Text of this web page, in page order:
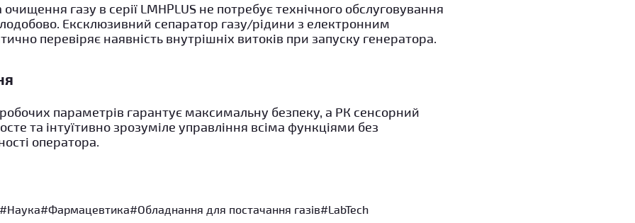
газу в серії LMHPLUS не потребує технічного обслуговування
Ексклюзивний сепаратор газу/рідини з електронним
перевіряє наявність внутрішніх витоків при запуску генератора.
параметрів гарантує максимальну безпеку, а РК сенсорний
та інтуїтивно зрозуміле управління всіма функціями без
оператора.
#Наука#Фармацевтика#Обладнання для постачання газів#LabTech